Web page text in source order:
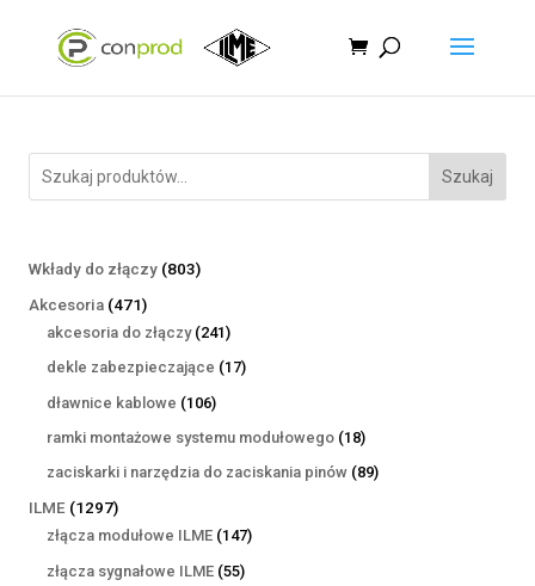
Szukaj
Wkłady do złączy 803803
Akcesoria 471471
produktów
akcesoria do złączy 241241
produktów
dekle zabezpieczające 1717
dławnice kablowe 106106
produktów
ramki montażowe systemu modułowego 1818
produktów
zaciskarki i narzędzia do zaciskania pinów 8989
ILME 12971297
produktów
złącza modułowe ILME 147147
złącza sygnałowe ILME 5555